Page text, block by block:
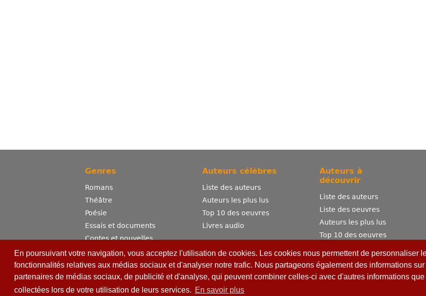
En poursuivant votre navigation, vous acceptez l'utilisation de cookies. Les cookies nous permettent de personnaliser
fonctionnalités relatives aux médias sociaux et d'analyser notre trafic. Nous partageons également des informations
partenaires de médias sociaux, de publicité et d'analyse, qui peuvent combiner celles-ci avec d'autres informations
collectées lors de votre utilisation de leurs services. En savoir plus
Genres
Romans
Théâtre
Poésie
Essais et documents
Contes et nouvelles
Dictionnaire
Sciences
Bandes dessinées
Erotisme
Auteurs célèbres
Liste des auteurs
Auteurs les plus lus
Top 10 des oeuvres
Livres audio
Auteurs à
découvrir
Liste des auteurs
Liste des oeuvres
Auteurs les plus lus
Top 10 des oeuvres